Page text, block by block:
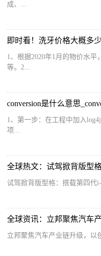
成、...
即时看！洗牙价格大概多
1、根据2020年1月的物价水
等。2...
conversion是什么意思
1、第一步：在工程中加入
项...
试驾掀背版型格：搭载第四代
立邦聚焦汽车产业链升级，以